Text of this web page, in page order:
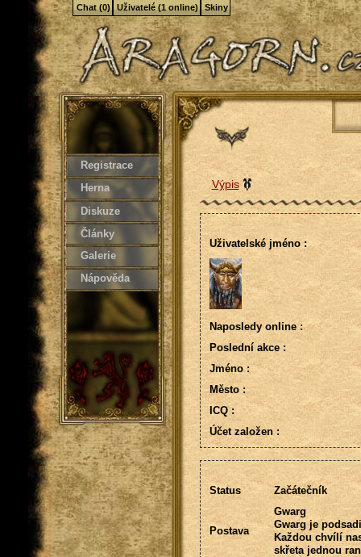
Registrace
Herna
Diskuze
Články
Galerie
Nápověda
Výpis
Uživatelské jméno :
Naposledy online :
Poslední akce :
Jméno :
Město :
ICQ :
Účet založen :
Status Začátečník
Postava
Gwarg
Gwarg je
Každou chvílí
skřeta jednou
Chat (0) Uživatelé (1 online) Skiny